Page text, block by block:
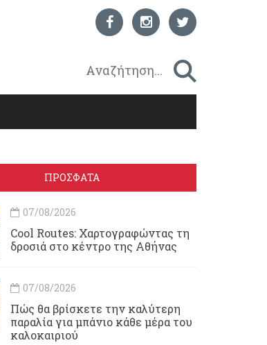
ΠΡΟΣΦΑΤΑ
07/08/2026
Cool Routes: Χαρτογραφώντας τη
δροσιά στο κέντρο της Αθήνας
07/08/2026
Πώς θα βρίσκετε την καλύτερη
παραλία για μπάνιο κάθε μέρα του
καλοκαιριού